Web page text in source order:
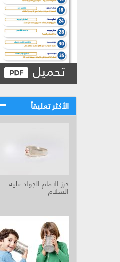
تحميل
الأكثر تعليقاً
حرز الإمام الجواد عليه
السلام